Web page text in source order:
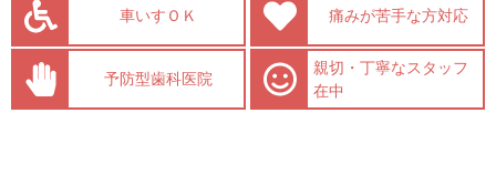
車いすＯＫ 痛みが苦手な方対応
予防型歯科医院
親切・丁寧なスタッフ
在中